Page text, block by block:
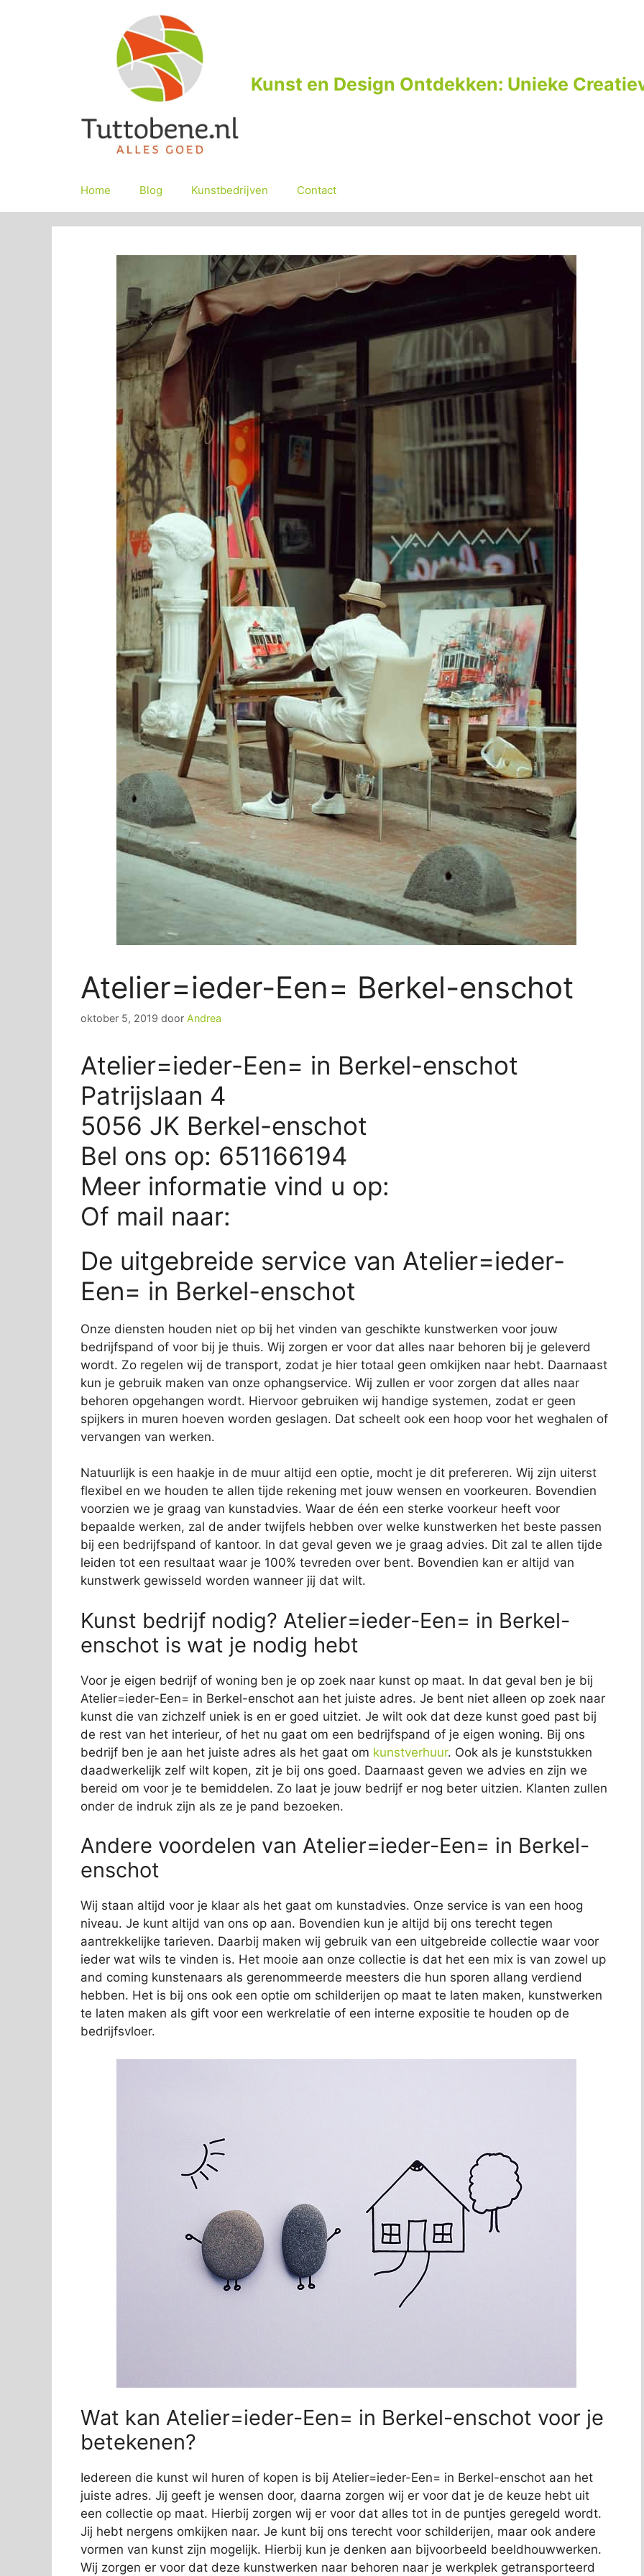
Kunst en Design Ontdekken: Unieke
Home Blog Kunstbedrijven Contact
Atelier=ieder-Een= Berkel-enschot
oktober 5, 2019 door Andrea
Atelier=ieder-Een= in Berkel-enschot
Patrijslaan 4
5056 JK Berkel-enschot
Bel ons op: 651166194
Meer informatie vind u op:
Of mail naar:
De uitgebreide service van Atelier=ieder-
Een= in Berkel-enschot
Onze diensten houden niet op bij het vinden van geschikte kunstwerken voor jouw
bedrijfspand of voor bij je thuis. Wij zorgen er voor dat alles naar behoren bij je geleverd
wordt. Zo regelen wij de transport, zodat je hier totaal geen omkijken naar hebt. Daarnaast
kun je gebruik maken van onze ophangservice. Wij zullen er voor zorgen dat alles naar
behoren opgehangen wordt. Hiervoor gebruiken wij handige systemen, zodat er geen
spijkers in muren hoeven worden geslagen. Dat scheelt ook een hoop voor het weghalen of
vervangen van werken.
Natuurlijk is een haakje in de muur altijd een optie, mocht je dit prefereren. Wij zijn uiterst
flexibel en we houden te allen tijde rekening met jouw wensen en voorkeuren. Bovendien
voorzien we je graag van kunstadvies. Waar de één een sterke voorkeur heeft voor
bepaalde werken, zal de ander twijfels hebben over welke kunstwerken het beste passen
bij een bedrijfspand of kantoor. In dat geval geven we je graag advies. Dit zal te allen tijde
leiden tot een resultaat waar je 100% tevreden over bent. Bovendien kan er altijd van
kunstwerk gewisseld worden wanneer jij dat wilt.
Kunst bedrijf nodig? Atelier=ieder-Een= in Berkel-
enschot is wat je nodig hebt
Voor je eigen bedrijf of woning ben je op zoek naar kunst op maat. In dat geval ben je bij
Atelier=ieder-Een= in Berkel-enschot aan het juiste adres. Je bent niet alleen op zoek naar
kunst die van zichzelf uniek is en er goed uitziet. Je wilt ook dat deze kunst goed past bij
de rest van het interieur, of het nu gaat om een bedrijfspand of je eigen woning. Bij ons
bedrijf ben je aan het juiste adres als het gaat om kunstverhuur. Ook als je kunststukken
daadwerkelijk zelf wilt kopen, zit je bij ons goed. Daarnaast geven we advies en zijn we
bereid om voor je te bemiddelen. Zo laat je jouw bedrijf er nog beter uitzien. Klanten zullen
onder de indruk zijn als ze je pand bezoeken.
Andere voordelen van Atelier=ieder-Een= in Berkel-
enschot
Wij staan altijd voor je klaar als het gaat om kunstadvies. Onze service is van een hoog
niveau. Je kunt altijd van ons op aan. Bovendien kun je altijd bij ons terecht tegen
aantrekkelijke tarieven. Daarbij maken wij gebruik van een uitgebreide collectie waar voor
ieder wat wils te vinden is. Het mooie aan onze collectie is dat het een mix is van zowel up
and coming kunstenaars als gerenommeerde meesters die hun sporen allang verdiend
hebben. Het is bij ons ook een optie om schilderijen op maat te laten maken, kunstwerken
te laten maken als gift voor een werkrelatie of een interne expositie te houden op de
bedrijfsvloer.
Wat kan Atelier=ieder-Een= in Berkel-enschot voor je
betekenen?
Iedereen die kunst wil huren of kopen is bij Atelier=ieder-Een= in Berkel-enschot aan het
juiste adres. Jij geeft je wensen door, daarna zorgen wij er voor dat je de keuze hebt uit
een collectie op maat. Hierbij zorgen wij er voor dat alles tot in de puntjes geregeld wordt.
Jij hebt nergens omkijken naar. Je kunt bij ons terecht voor schilderijen, maar ook andere
vormen van kunst zijn mogelijk. Hierbij kun je denken aan bijvoorbeeld beeldhouwwerken.
Wij zorgen er voor dat deze kunstwerken naar behoren naar je werkplek getransporteerd